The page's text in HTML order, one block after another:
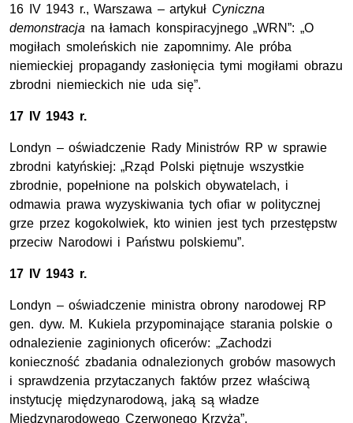
16 IV 1943 r., Warszawa – artykuł Cyniczna
demonstracja na łamach konspiracyjnego „WRN”: „O
mogiłach smoleńskich nie zapomnimy. Ale próba
niemieckiej propagandy zasłonięcia tymi mogiłami obrazu
zbrodni niemieckich nie uda się”.
17 IV 1943 r.
Londyn – oświadczenie Rady Ministrów RP w sprawie
zbrodni katyńskiej: „Rząd Polski piętnuje wszystkie
zbrodnie, popełnione na polskich obywatelach, i
odmawia prawa wyzyskiwania tych ofiar w politycznej
grze przez kogokolwiek, kto winien jest tych przestępstw
przeciw Narodowi i Państwu polskiemu”.
17 IV 1943 r.
Londyn – oświadczenie ministra obrony narodowej RP
gen. dyw. M. Kukiela przypominające starania polskie o
odnalezienie zaginionych oficerów: „Zachodzi
konieczność zbadania odnalezionych grobów masowych
i sprawdzenia przytaczanych faktów przez właściwą
instytucję międzynarodową, jaką są władze
Międzynarodowego Czerwonego Krzyża”.